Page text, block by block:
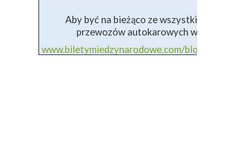
Aby być na bieżąco ze wszystkimi
przewozów autokarowych wejdź na
www.biletymiedzynarodowe.com/